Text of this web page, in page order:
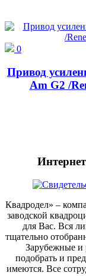
0
Привод
Am G2 /
Квадродел» –
заводской
для Вас. Вся
тщательно
Зарубежные и
подобрать и
имеются. Все